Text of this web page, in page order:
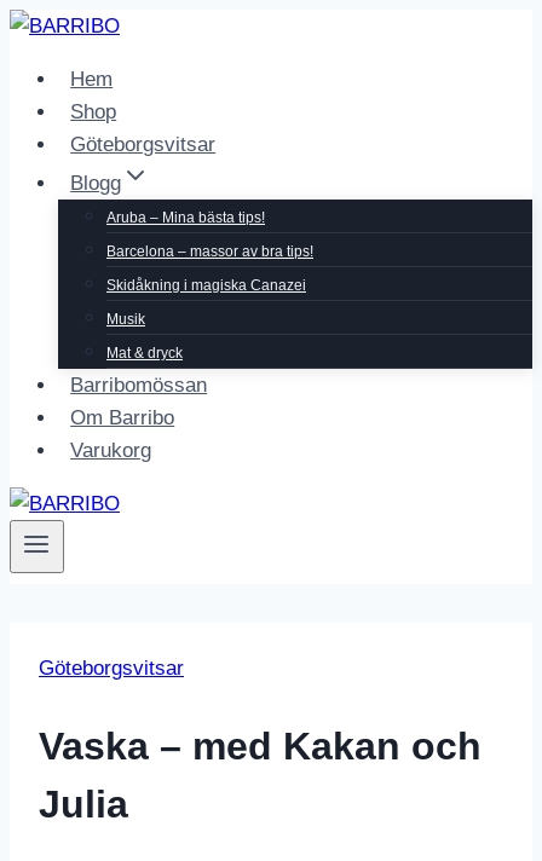
Skip
contentHem
Shop
Göteborgsvitsar
Blogg
Aruba – Mina bästa tips!
Barcelona – massor av bra tips!
Skidåkning i magiska Canazei
Musik
Mat & dryck
Barribomössan
Om Barribo
Varukorg
Göteborgsvitsar
Vaska – med Kakan och
Julia